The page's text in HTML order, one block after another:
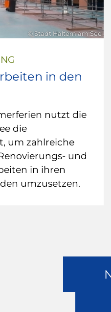
© Stadt Haltern am See
in den
nutzt die
die
um zahlreiche
und
in ihren
umzusetzen.